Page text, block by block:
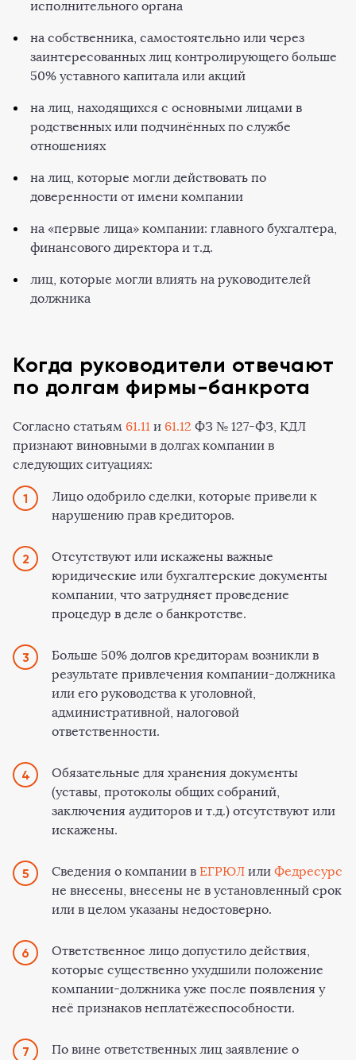
исполнительного органа
на собственника, самостоятельно или через
заинтересованных лиц контролирующего больше
50% уставного капитала или акций
на лиц, находящихся с основными лицами в
родственных или подчинённых по службе
отношениях
на лиц, которые могли действовать по
доверенности от имени компании
на «первые лица» компании: главного бухгалтера,
финансового директора и т.д.
лиц, которые могли влиять на руководителей
должника
Когда руководители отвечают
по долгам фирмы-банкрота
Согласно статьям 61.11 и 61.12 ФЗ № 127-ФЗ, КДЛ
признают виновными в долгах компании в
следующих ситуациях:
Лицо одобрило сделки, которые привели к
нарушению прав кредиторов.
Отсутствуют или искажены важные
юридические или бухгалтерские документы
компании, что затрудняет проведение
процедур в деле о банкротстве.
Больше 50% долгов кредиторам возникли в
результате привлечения компании-должника
или его руководства к уголовной,
административной, налоговой
ответственности.
Обязательные для хранения документы
(уставы, протоколы общих собраний,
заключения аудиторов и т.д.) отсутствуют или
искажены.
Сведения о компании в ЕГРЮЛ или Федресурс
не внесены, внесены не в установленный срок
или в целом указаны недостоверно.
Ответственное лицо допустило действия,
которые существенно ухудшили положение
компании-должника уже после появления у
неё признаков неплатёжеспособности.
По вине ответственных лиц заявление о